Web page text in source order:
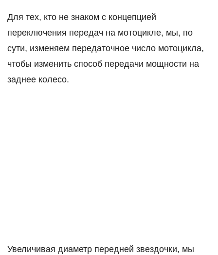
Для тех, кто не знаком с концепцией
переключения передач на мотоцикле, мы, по
сути, изменяем передаточное число мотоцикла,
чтобы изменить способ передачи мощности на
заднее колесо.
Увеличивая диаметр передней звездочки, мы